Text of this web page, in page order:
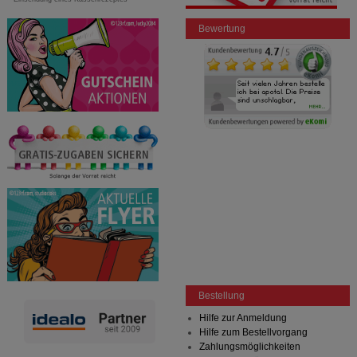
Bewertung
Bestellung
Hilfe zur Anmeldung
Hilfe zum Bestellvorgang
Zahlungsmöglichkeiten